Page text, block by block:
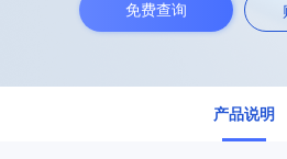
免费查询
产品说明